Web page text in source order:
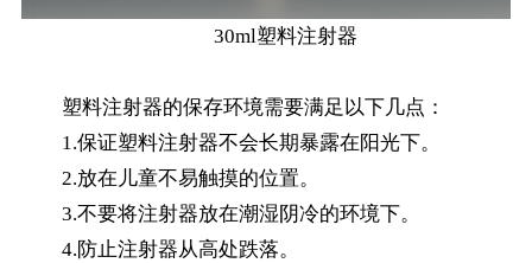
30ml塑料注射器
塑料注射器的保存环境需要满足以下几点：
1.保证塑料注射器不会长期暴露在阳光下。
2.放在儿童不易触摸的位置。
3.不要将注射器放在潮湿阴冷的环境下。
4.防止注射器从高处跌落。